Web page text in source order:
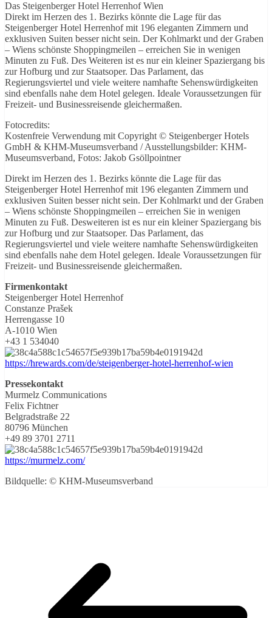
Das Steigenberger Hotel Herrenhof Wien
Direkt im Herzen des 1. Bezirks könnte die Lage für das
Steigenberger Hotel Herrenhof mit 196 eleganten Zimmern und
exklusiven Suiten besser nicht sein. Der Kohlmarkt und der Graben
– Wiens schönste Shoppingmeilen – erreichen Sie in wenigen
Minuten zu Fuß. Des Weiteren ist es nur ein kleiner Spaziergang bis
zur Hofburg und zur Staatsoper. Das Parlament, das
Regierungsviertel und viele weitere namhafte Sehenswürdigkeiten
sind ebenfalls nahe dem Hotel gelegen. Ideale Voraussetzungen für
Freizeit- und Businessreisende gleichermaßen.
Fotocredits:
Kostenfreie Verwendung mit Copyright © Steigenberger Hotels
GmbH & KHM-Museumsverband / Ausstellungsbilder: KHM-
Museumsverband, Fotos: Jakob Gsöllpointner
Direkt im Herzen des 1. Bezirks könnte die Lage für das
Steigenberger Hotel Herrenhof mit 196 eleganten Zimmern und
exklusiven Suiten besser nicht sein. Der Kohlmarkt und der Graben
– Wiens schönste Shoppingmeilen – erreichen Sie in wenigen
Minuten zu Fuß. Desweiteren ist es nur ein kleiner Spaziergang bis
zur Hofburg und zur Staatsoper. Das Parlament, das
Regierungsviertel und viele weitere namhafte Sehenswürdigkeiten
sind ebenfalls nahe dem Hotel gelegen. Ideale Voraussetzungen für
Freizeit- und Businessreisende gleichermaßen.
Firmenkontakt
Steigenberger Hotel Herrenhof
Constanze Prašek
Herrengasse 10
A-1010 Wien
+43 1 534040
https://hrewards.com/de/steigenberger-hotel-herrenhof-wien
Pressekontakt
Murmelz Communications
Felix Fichtner
Belgradstraße 22
80796 München
+49 89 3701 2711
https://murmelz.com/
Bildquelle: © KHM-Museumsverband